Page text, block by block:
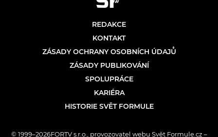
REDAKCE
KONTAKT
ZÁSADY OCHRANY OSOBNÍCH ÚDAJŮ
ZÁSADY PUBLIKOVÁNÍ
SPOLUPRÁCE
KARIÉRA
HISTORIE SVĚT FORMULE
© 1999–2026FORTV s.r.o., provozovatel webu Svět Formule.cz –